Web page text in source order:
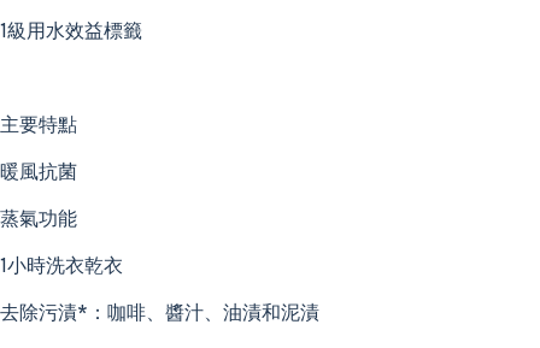
1級用水效益標籤
主要特點
暖風抗菌
蒸氣功能
1小時洗衣乾衣
去除污漬*：咖啡、醬汁、油漬和泥漬